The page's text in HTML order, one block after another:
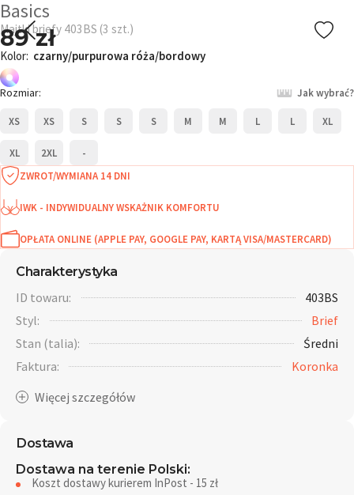
Basics
Majtki briefy 403BS (3 szt.)
89 zł
Kolor: czarny/purpurowa róża/bordowy
Rozmiar: Jak wybrać?
XS XS S S S M M L L XL
XL 2XL
-
ZWROT/WYMIANA 14 DNI
IWK - INDYWIDUALNY WSKAŻNIK KOMFORTU
OPŁATA ONLINE (APPLE PAY, GOOGLE PAY, KARTĄ VISA/MASTERCARD)
Charakterystyka
ID towaru:
403BS
Styl:
Brief
Stan (talia):
Średni
Faktura:
Koronka
Dostawa
Dostawa na terenie Polski:
Koszt dostawy kurierem InPost - 15 zł